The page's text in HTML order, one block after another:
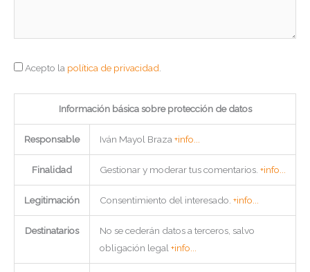
Acepto la política de privacidad.
Información básica sobre protección de datos
Responsable Iván Mayol Braza+info...
Finalidad Gestionar y moderar tus comentarios. +info...
Legitimación Consentimiento del interesado. +info...
Destinatarios
No se cederán datos a terceros, salvo
obligación legal+info...